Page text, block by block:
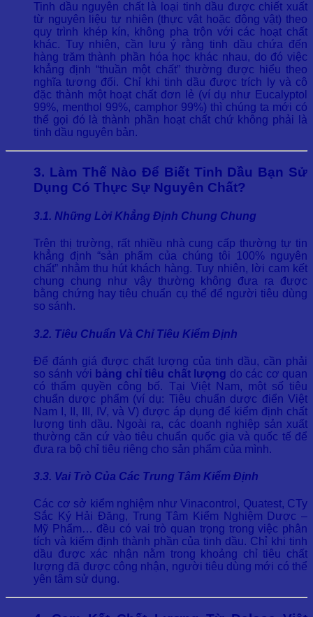
Tinh dầu nguyên chất là loại tinh dầu được chiết xuất
từ nguyên liệu tự nhiên (thực vật hoặc động vật) theo
quy trình khép kín, không pha trộn với các hoạt chất
khác. Tuy nhiên, cần lưu ý rằng tinh dầu chứa đến
hàng trăm thành phần hóa học khác nhau, do đó việc
khẳng định “thuần một chất” thường được hiểu theo
nghĩa tương đối. Chỉ khi tinh dầu được trích ly và cô
đặc thành một hoạt chất đơn lẻ (ví dụ như Eucalyptol
99%, menthol 99%, camphor 99%) thì chúng ta mới có
thể gọi đó là thành phần hoạt chất chứ không phải là
tinh dầu nguyên bản.
3. Làm Thế Nào Để Biết Tinh Dầu Bạn Sử
Dụng Có Thực Sự Nguyên Chất?
3.1. Những Lời Khẳng Định Chung Chung
Trên thị trường, rất nhiều nhà cung cấp thường tự tin
khẳng định “sản phẩm của chúng tôi 100% nguyên
chất” nhằm thu hút khách hàng. Tuy nhiên, lời cam kết
chung chung như vậy thường không đưa ra được
bằng chứng hay tiêu chuẩn cụ thể để người tiêu dùng
so sánh.
3.2. Tiêu Chuẩn Và Chỉ Tiêu Kiểm Định
Để đánh giá được chất lượng của tinh dầu, cần phải
so sánh với bảng chỉ tiêu chất lượng do các cơ quan
có thẩm quyền công bố. Tại Việt Nam, một số tiêu
chuẩn dược phẩm (ví dụ: Tiêu chuẩn dược điển Việt
Nam I, II, III, IV, và V) được áp dụng để kiểm định chất
lượng tinh dầu. Ngoài ra, các doanh nghiệp sản xuất
thường căn cứ vào tiêu chuẩn quốc gia và quốc tế để
đưa ra bộ chỉ tiêu riêng cho sản phẩm của mình.
3.3. Vai Trò Của Các Trung Tâm Kiểm Định
Các cơ sở kiểm nghiệm như Vinacontrol, Quatest, CTy
Sắc Ký Hải Đăng, Trung Tâm Kiểm Nghiệm Dược –
Mỹ Phẩm… đều có vai trò quan trọng trong việc phân
tích và kiểm định thành phần của tinh dầu. Chỉ khi tinh
dầu được xác nhận nằm trong khoảng chỉ tiêu chất
lượng đã được công nhận, người tiêu dùng mới có thể
yên tâm sử dụng.